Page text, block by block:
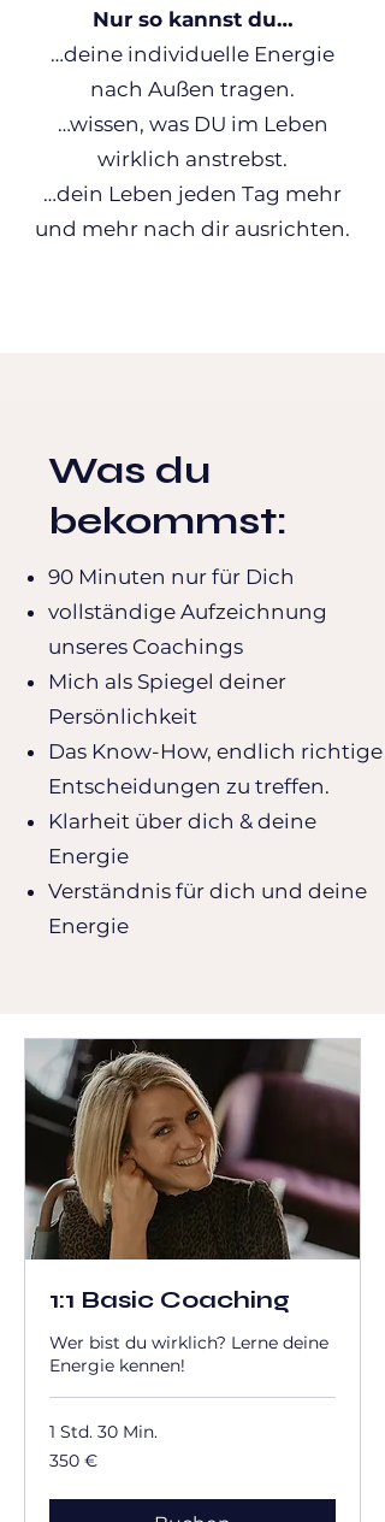
Nur so kannst du…
…deine individuelle Energie
nach Außen tragen.
…wissen, was DU im Leben
wirklich anstrebst.
…dein Leben jeden Tag mehr
und mehr nach dir ausrichten.
Was du
bekommst:
90 Minuten nur für Dich
vollständige Aufzeichnung
unseres Coachings
Mich als Spiegel deiner
Persönlichkeit
Das Know-How, endlich richtige
Entscheidungen zu treffen.
Klarheit über dich & deine
Energie
Verständnis für dich und deine
Energie
1:1 Basic Coaching
Wer bist du wirklich? Lerne deine
Energie kennen!
1 Std. 30 Min.
350
Euro
350 €